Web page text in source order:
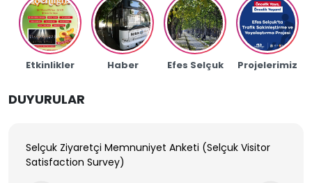
Etkinlikler Haber Efes Selçuk Projelerimiz
DUYURULAR
Selçuk Ziyaretçi Memnuniyet Anketi (Selçuk Visitor
Satisfaction Survey)